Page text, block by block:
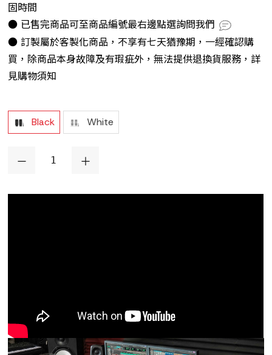
固時間
● 已售完商品可至商品編號最右邊點選詢問我們
● 訂製屬於客製化商品，不享有七天猶豫期，一經確認購
買，除商品本身故障及有瑕疵外，無法提供退換貨服務，詳
見購物須知
Black White